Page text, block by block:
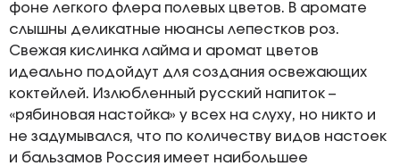
фоне легкого флера полевых цветов. В аромате
слышны деликатные нюансы лепестков роз.
Свежая кислинка лайма и аромат цветов
идеально подойдут для создания освежающих
коктейлей. Излюбленный русский напиток –
«рябиновая настойка» у всех на слуху, но никто и
не задумывался, что по количеству видов настоек
и бальзамов Россия имеет наибольшее